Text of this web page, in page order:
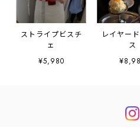
ストライプビスチ
ェ
¥5,980
レイヤー
ス